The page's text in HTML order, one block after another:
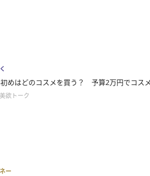
めはどのコスメを買う？ 予算2万円でコス
欲トーク
ー